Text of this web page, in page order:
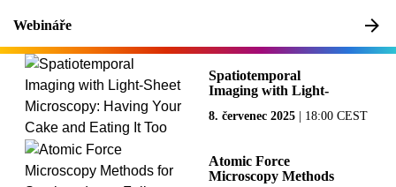
Webináře
Spatiotemporal
Imaging with Light-
Having Your Cake
8. červenec 2025 | 18:00 CEST
Atomic Force
Microscopy Methods